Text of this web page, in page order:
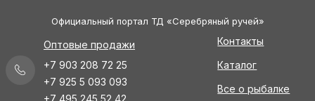
Официальный портал ТД «Серебряный ручей»
Оптовые продажи
+7 903 208 72 25
+7 925 5 093 093
+7 495 245 52 42
Контакты
Каталог
Все о рыбалке